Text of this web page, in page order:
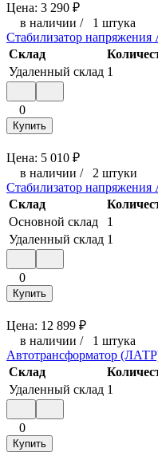
Цена: 3 290 ₽
в наличии / 1 штука
Стабилизатор
Склад
Удаленный склад 1
0
Купить
Цена: 5 010 ₽
в наличии / 2 штуки
Стабилизатор
Склад
Основной склад
1
Удаленный склад 1
0
Купить
Цена: 12 899 ₽
в наличии / 1 штука
Автотрансформатор
Склад
Удаленный склад 1
0
Купить